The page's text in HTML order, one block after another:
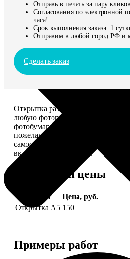
Отправь в печать за пару
Согласования по электронной
часа!
Срок выполнения заказа: 1
Отправим в любой город РФ и
Сделать заказ
Открытка размером 10*15, вы
любую фотографию. Печатается
фотобумаге плотностью 300 г/
пожелание, мы его напечатаем на
самостоятельно отправим
включена в стоимость).
Форматы и цены
Услуга
Цена, руб.
Открытка А5 150
Примеры работ